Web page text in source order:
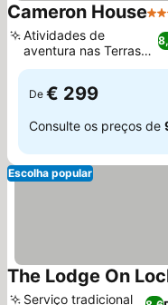
Cameron House5
Atividades de
aventura nas Terras
Altas
De € 299
Consulte os preços de
Escolha popular
The Lodge On
Serviço tradicional